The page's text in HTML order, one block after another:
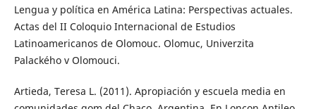
Lengua y política en América Latina: Perspectivas actuales.
Actas del II Coloquio Internacional de Estudios
Latinoamericanos de Olomouc. Olomuc, Univerzita
Palackého v Olomouci.
Artieda, Teresa L. (2011). Apropiación y escuela media en